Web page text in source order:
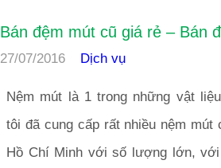
Bán đệm mút cũ giá rẻ – Bán
27/07/2016 Dịch vụ
Nệm mút là 1 trong những vật
tôi đã cung cấp rất nhiều nệm
Hồ Chí Minh với số lượng lớn,